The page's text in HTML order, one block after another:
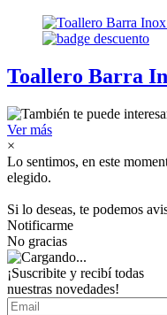
Toallero Barra
Ver más
×
Lo sentimos, en este
elegido.
Si lo deseas, te podemos
Notificarme
No gracias
¡Suscribite y recibí todas
nuestras novedades!